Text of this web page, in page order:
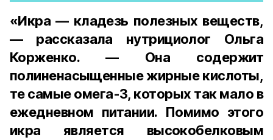
«Икра — кладезь полезных веществ,
— рассказала нутрициолог Ольга
Корженко. — Она содержит
полиненасыщенные жирные кислоты,
те самые омега-3, которых так мало в
ежедневном питании. Помимо этого
икра является высокобелковым